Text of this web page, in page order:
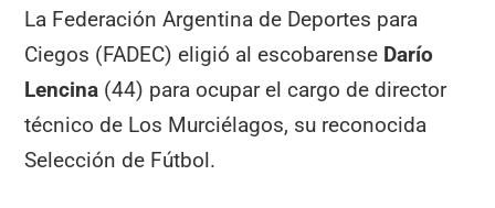
La Federación Argentina de Deportes para
Ciegos (FADEC) eligió al escobarense Darío
Lencina (44) para ocupar el cargo de director
técnico de Los Murciélagos, su reconocida
Selección de Fútbol.